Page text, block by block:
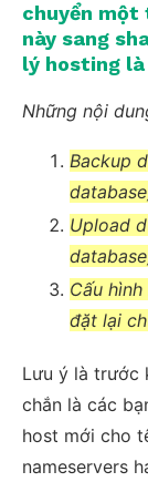
chuyển một
này sang
lý hosting
Những nội
Backup
Upload
Cấu
đặt lại
Lưu ý là trước
chắn là các
host mới cho
nameservers